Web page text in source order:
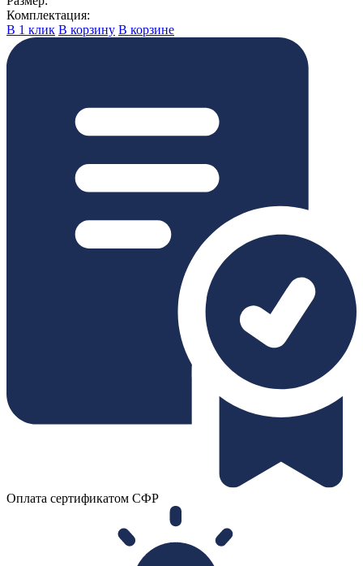
Комплектация:
В 1 клик В корзину В корзине
Оплата сертификатом СФР